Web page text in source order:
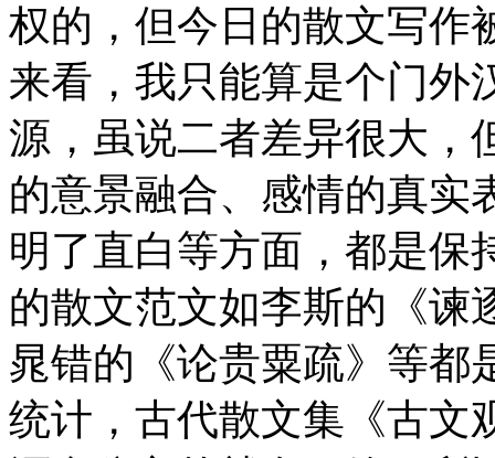
权的，但今日的散文写作
来看，我只能算是个门外
源，虽说二者差异很大，
的意景融合、感情的真实
明了直白等方面，都是保
的散文范文如李斯的《谏
晁错的《论贵粟疏》等都
统计，古代散文集《古文